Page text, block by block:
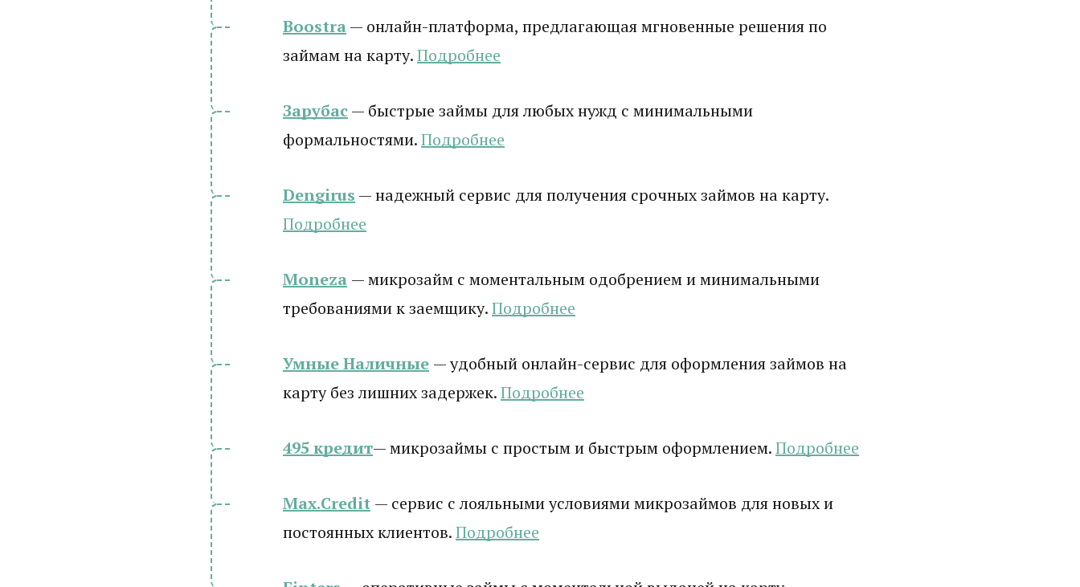
Boostra— онлайн-платформа, предлагающая мгновенные решения по
займам на карту.Подробнее
Зарубас— быстрые займы для любых нужд с минимальными
формальностями.Подробнее
Dengirus — надежный сервис для получения срочных займов на карту.
Подробнее
Moneza — микрозайм с моментальным одобрением и минимальными
требованиями к заемщику.Подробнее
Умные Наличные — удобный онлайн-сервис для оформления займов на
карту без лишних задержек.Подробнее
495 кредит— микрозаймы с простым и быстрым оформлением.Подробнее
Max.Credit — сервис с лояльными условиями микрозаймов для новых и
постоянных клиентов.Подробнее